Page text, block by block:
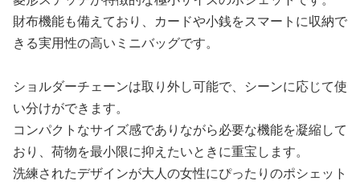
財布機能も備えており、カードや小銭をスマートに収納で
きる実用性の高いミニバッグです。
ショルダーチェーンは取り外し可能で、シーンに応じて使
い分けができます。
コンパクトなサイズ感でありながら必要な機能を凝縮して
おり、荷物を最小限に抑えたいときに重宝します。
洗練されたデザインが大人の女性にぴったりのポシェット